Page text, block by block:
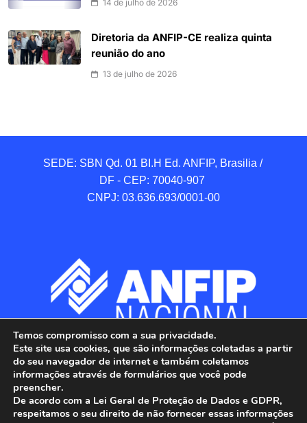
14 de julho de 2026
Diretoria da ANFIP-CE realiza quinta
reunião do ano
13 de julho de 2026
SEDE: SBN Qd. 01 BI.H Ed. ANFIP, Brasilia /
DF - CEP: 70040-907
CNPJ: 03.636.693/0001-00
Temos compromisso com a sua privacidade.
Este site usa cookies, que são informações coletadas a partir
do seu navegador de internet e também coletamos
informações através de formulários que você pode
preencher.
De acordo com a Lei Geral de Proteção de Dados e GDPR,
respeitamos o seu direito de não fornecer essas informações